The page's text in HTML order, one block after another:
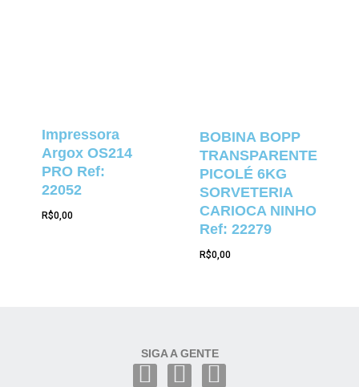
Impressora
Argox OS214
PRO Ref:
22052
R$0,00
BOBINA BOPP
TRANSPARENTE
PICOLÉ 6KG
SORVETERIA
CARIOCA NINHO
Ref: 22279
R$0,00
SIGA A GENTE